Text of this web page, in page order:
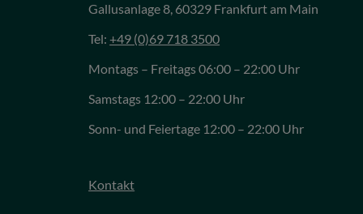
Gallusanlage 8, 60329 Frankfurt am Main
Tel:+49 (0)69 718 3500
Montags – Freitags 06:00 – 22:00 Uhr
Samstags 12:00 – 22:00 Uhr
Sonn- und Feiertage 12:00 – 22:00 Uhr
Kontakt